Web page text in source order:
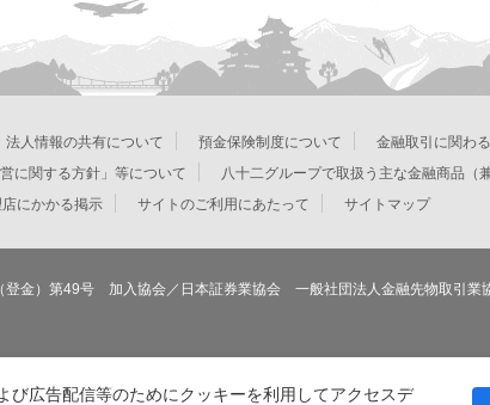
法人情報の共有について 預金保険制度について 金融取引に関わ
に関する方針」等について
八十二グループで取扱う主な金融商品（
にかかる掲示
サイトのご利用にあたって サイトマップ
金）第49号 加入協会／日本証券業協会 一般社団法人金融先物取引業
広告配信等のためにクッキーを利用してアクセスデ